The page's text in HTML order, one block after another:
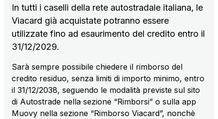
Produzione e vendita di energia da fonti rinnovabili
AdMoving
spazi, servizi pubblicitari, gestione eventi nelle aree
di servizio
In tutti i caselli della rete autostradale italiana, le
Viacard già acquistate potranno essere
utilizzate fino ad esaurimento del credito entro il
31/12/2029.
Sarà sempre possibile chiedere il rimborso del
credito residuo, senza limiti di importo minimo, entro
il 31/12/2038, seguendo le modalità previste sul sito
di Autostrade nella sezione “Rimborsi” o sulla app
Muovy nella sezione “Rimborso Viacard”, nonchè